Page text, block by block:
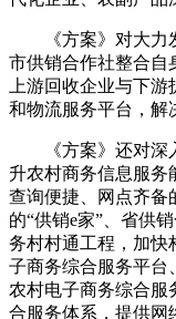
《方案》对大力发
市供销合作社整合自
上游回收企业与下
和物流服务平台，解
《方案》还对深入
升农村商务信息服务
查询便捷、网点齐备
的“供销e家”、省供
务村村通工程，加快
子商务综合服务平台
农村电子商务综合服
合服务体系，提供网